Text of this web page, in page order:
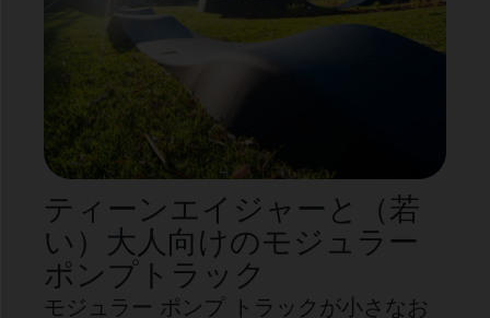
ティーンエイジャーと（若
い）大人向けのモジュラー
ポンプトラック
モジュラー ポンプ トラックが小さなお